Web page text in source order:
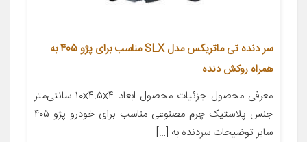
سر دنده تی ماتریکس مدل SLX مناسب برای پژو 405 به
همراه روکش دنده
معرفی محصول جزئیات محصول ابعاد ۱۰x۴.۵x۴ سانتی‌متر
جنس پلاستیک چرم مصنوعی مناسب برای خودرو پژو ۴۰۵
سایر توضیحات سردنده به […]